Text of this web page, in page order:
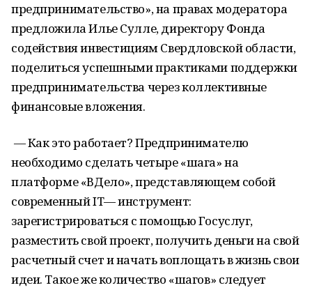
предпринимательство», на правах модератора
предложила Илье Сулле, директору Фонда
содействия инвестициям Свердловской области,
поделиться успешными практиками поддержки
предпринимательства через коллективные
финансовые вложения.
— Как это работает? Предпринимателю
необходимо сделать четыре «шага» на
платформе «ВДело», представляющем собой
современный IТ— инструмент:
зарегистрироваться с помощью Госуслуг,
разместить свой проект, получить деньги на свой
расчетный счет и начать воплощать в жизнь свои
идеи. Такое же количество «шагов» следует